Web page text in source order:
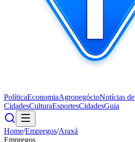
PolíticaEconomiaAgronegócioNotícias de
CidadesCulturaEsportesCidadesGuia
Home/Empregos/Araxá
Empregos